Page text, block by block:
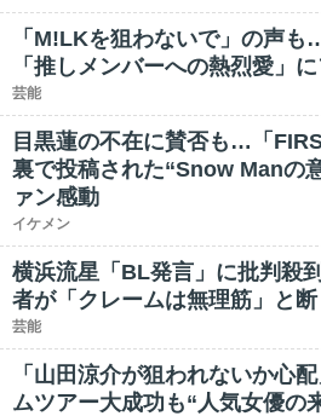
「M!LKを狙わないで」の声
「推しメンバーへの熱烈愛」
芸能
目黒蓮の不在に賛否も…「
裏で投稿された“Snow Manの
ァン感動
イケメン
横浜流星「BL発言」に批判殺
者が「クレームは無理筋」と
芸能
「山田涼介が狙われないか心
ムツアー大成功も“人気女優の